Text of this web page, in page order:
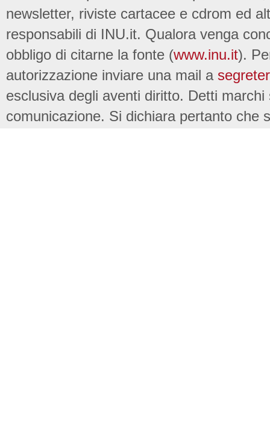
newsletter, riviste cartacee e cdrom ed
responsabili di INU.it. Qualora venga
obbligo di citarne la fonte (www.inu.it).
autorizzazione inviare una mail a
esclusiva degli aventi diritto. Detti
comunicazione. Si dichiara pertanto che